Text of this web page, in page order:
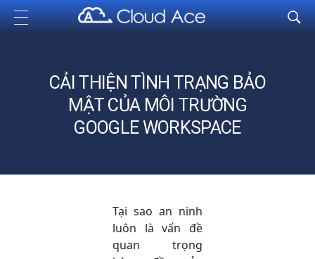
Cloud Ace
Nhà cung cấp giải pháp trên GCP cho doanh nghiệp
CẢI THIỆN TÌNH TRẠNG BẢO
MẬT CỦA MÔI TRƯỜNG
GOOGLE WORKSPACE
Tại sao an ninh
luôn là vấn đề
quan trọng